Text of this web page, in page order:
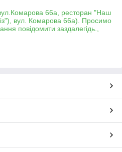
66а, ресторан "Наш
вул. Комарова 66а). Просимо
повідомити заздалегідь.,